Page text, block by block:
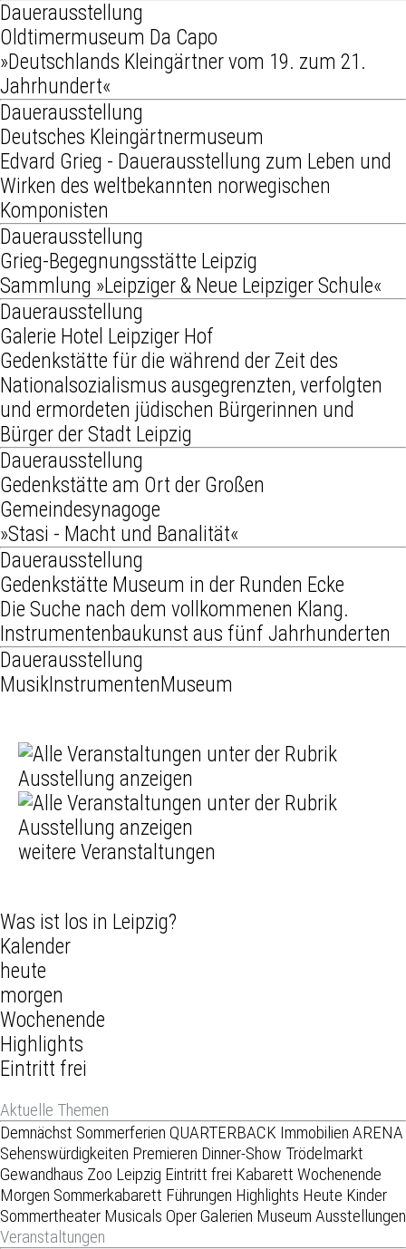
Dauerausstellung
Oldtimermuseum Da Capo
»Deutschlands Kleingärtner vom 19. zum 21.
Jahrhundert«
Dauerausstellung
Deutsches Kleingärtnermuseum
Edvard Grieg - Dauerausstellung zum Leben und
Wirken des weltbekannten norwegischen
Komponisten
Dauerausstellung
Grieg-Begegnungsstätte Leipzig
Sammlung »Leipziger & Neue Leipziger Schule«
Dauerausstellung
Galerie Hotel Leipziger Hof
Gedenkstätte für die während der Zeit des
Nationalsozialismus ausgegrenzten, verfolgten
und ermordeten jüdischen Bürgerinnen und
Bürger der Stadt Leipzig
Dauerausstellung
Gedenkstätte am Ort der Großen
Gemeindesynagoge
»Stasi - Macht und Banalität«
Dauerausstellung
Gedenkstätte Museum in der Runden Ecke
Die Suche nach dem vollkommenen Klang.
Instrumentenbaukunst aus fünf Jahrhunderten
Dauerausstellung
MusikInstrumentenMuseum
weitere Veranstaltungen
Was ist los in Leipzig?
Kalender
heute
morgen
Wochenende
Highlights
Eintritt frei
Aktuelle Themen
Demnächst Sommerferien QUARTERBACK Immobilien ARENA
Sehenswürdigkeiten Premieren Dinner-Show Trödelmarkt
Gewandhaus Zoo Leipzig Eintritt frei Kabarett Wochenende
Morgen Sommerkabarett Führungen Highlights Heute Kinder
Sommertheater Musicals OperGalerien Museum Ausstellungen
Veranstaltungen